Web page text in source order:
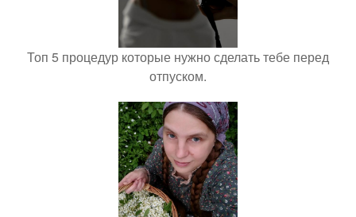
Топ 5 процедур которые нужно сделать тебе перед
отпуском.